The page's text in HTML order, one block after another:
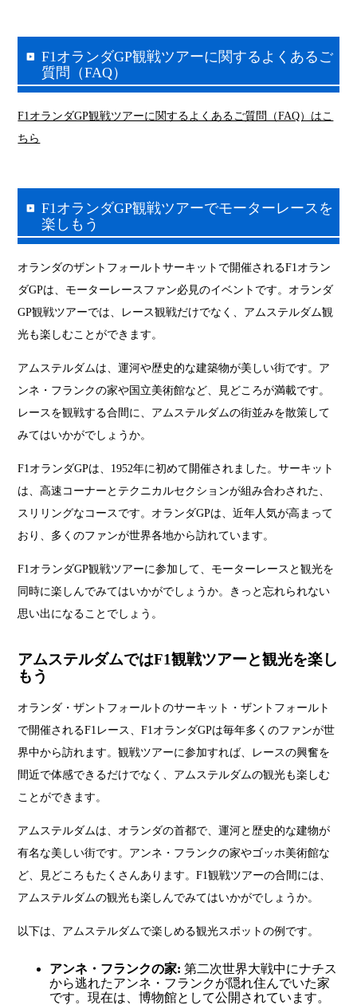
F1オランダGP観戦ツアーに関するよくあるご
質問（FAQ）
F1オランダGP観戦ツアーに関するよくあるご質問（FAQ）はこ
ちら
F1オランダGP観戦ツアーでモーターレースを
楽しもう
オランダのザントフォールトサーキットで開催されるF1オラン
ダGPは、モーターレースファン必見のイベントです。オランダ
GP観戦ツアーでは、レース観戦だけでなく、アムステルダム観
光も楽しむことができます。
アムステルダムは、運河や歴史的な建築物が美しい街です。ア
ンネ・フランクの家や国立美術館など、見どころが満載です。
レースを観戦する合間に、アムステルダムの街並みを散策して
みてはいかがでしょうか。
F1オランダGPは、1952年に初めて開催されました。サーキット
は、高速コーナーとテクニカルセクションが組み合わされた、
スリリングなコースです。オランダGPは、近年人気が高まって
おり、多くのファンが世界各地から訪れています。
F1オランダGP観戦ツアーに参加して、モーターレースと観光を
同時に楽しんでみてはいかがでしょうか。きっと忘れられない
思い出になることでしょう。
アムステルダムではF1観戦ツアーと観光を楽し
もう
オランダ・ザントフォールトのサーキット・ザントフォールト
で開催されるF1レース、F1オランダGPは毎年多くのファンが世
界中から訪れます。観戦ツアーに参加すれば、レースの興奮を
間近で体感できるだけでなく、アムステルダムの観光も楽しむ
ことができます。
アムステルダムは、オランダの首都で、運河と歴史的な建物が
有名な美しい街です。アンネ・フランクの家やゴッホ美術館な
ど、見どころもたくさんあります。F1観戦ツアーの合間には、
アムステルダムの観光も楽しんでみてはいかがでしょうか。
以下は、アムステルダムで楽しめる観光スポットの例です。
アンネ・フランクの家: 第二次世界大戦中にナチス
から逃れたアンネ・フランクが隠れ住んでいた家
です。現在は、博物館として公開されています。